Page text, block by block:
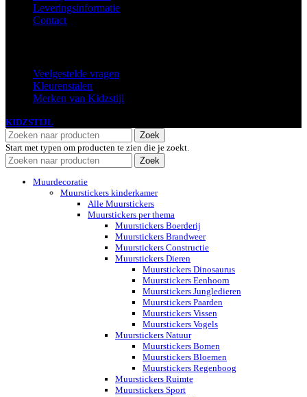
Leveringsinformatie
Contact
Veelgestelde vragen
Kleurenstalen
Merken van Kidzstijl
KIDZSTIJL
Zoek
Start met typen om producten te zien die je zoekt.
Zoek
Muurdecoratie
Muurstickers kinderkamer
Alle Muurstickers
Muurstickers per thema
Muurstickers Boerderij
Muurstickers Brandweer
Muurstickers Constructie
Muurstickers Dieren
Muurstickers Dinosaurus
Muurstickers Eenhoorn
Muurstickers Jungledieren
Muurstickers Paarden
Muurstickers Vissen
Muurstickers Vogels
Muurstickers Natuur
Muurstickers Bomen
Muurstickers Bloemen
Muurstickers Regenboog
Muurstickers Ruimte
Muurstickers Sport